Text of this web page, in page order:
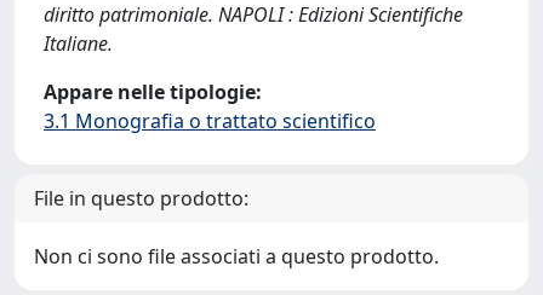
diritto patrimoniale. NAPOLI : Edizioni Scientifiche
Italiane.
Appare nelle tipologie:
3.1 Monografia o trattato scientifico
File in questo prodotto:
Non ci sono file associati a questo prodotto.